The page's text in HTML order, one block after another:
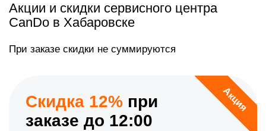
Акции и скидки сервисного центра
CanDo в Хабаровске
При заказе скидки не суммируются
Акция
Скидка 12% при
заказе до 12:00